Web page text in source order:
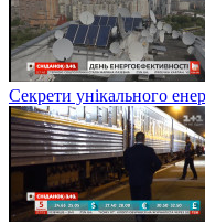
Секрети унікального